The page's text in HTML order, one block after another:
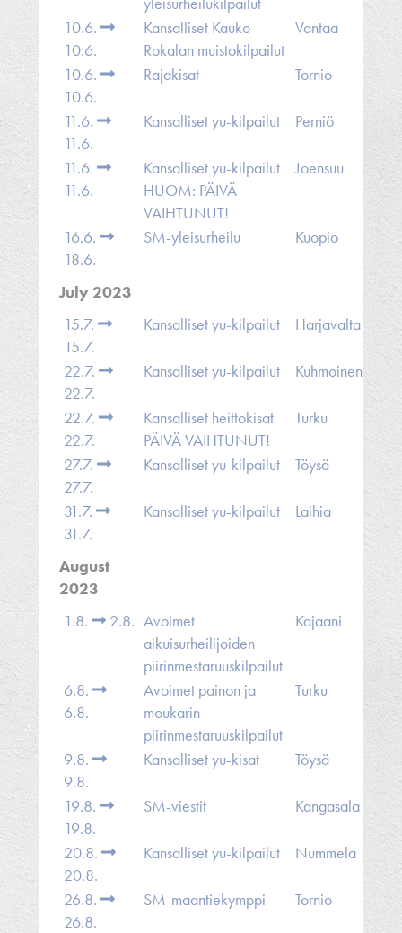
10.6.
10.6.
Kansalliset Kauko
Rokalan muistokilpailut
Vantaa
10.6.
10.6.
Rajakisat Tornio
11.6.
11.6.
Kansalliset yu-kilpailut Perniö
11.6.
11.6.
Kansalliset yu-kilpailut
HUOM: PÄIVÄ
VAIHTUNUT!
Joensuu
16.6.
18.6.
SM-yleisurheilu Kuopio
July 2023
15.7.
15.7.
Kansalliset yu-kilpailut Harjavalta
22.7.
22.7.
Kansalliset yu-kilpailut Kuhmoinen
22.7.
22.7.
Kansalliset heittokisat
PÄIVÄ VAIHTUNUT!
Turku
27.7.
27.7.
Kansalliset yu-kilpailut Töysä
31.7.
31.7.
Kansalliset yu-kilpailut Laihia
August
2023
1.8.
2.8. Avoimet
aikuisurheilijoiden
piirinmestaruuskilpailut
Kajaani
6.8.
6.8.
Avoimet painon ja
moukarin
piirinmestaruuskilpailut
Turku
9.8.
9.8.
Kansalliset yu-kisat Töysä
19.8.
19.8.
SM-viestit Kangasala
20.8.
20.8.
Kansalliset yu-kilpailut Nummela
26.8.
26.8.
SM-maantiekymppi Tornio